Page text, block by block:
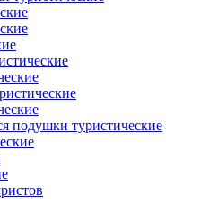
подушки туристические